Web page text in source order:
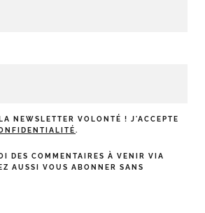
NEWSLETTER VOLONTÉ ! J'ACCEPTE
.
DES COMMENTAIRES À VENIR VIA
AUSSI VOUS ABONNER
SANS